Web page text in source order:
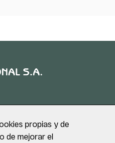
propias y de
de mejorar el